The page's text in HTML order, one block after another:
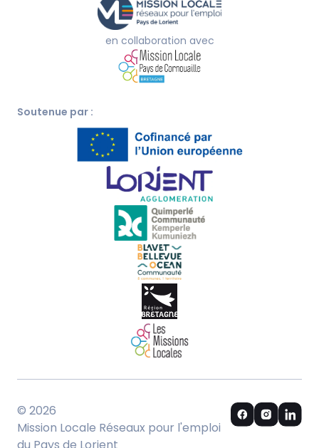
en collaboration avec
Soutenue par :
© 2026
Mission Locale Réseaux pour l'emploi